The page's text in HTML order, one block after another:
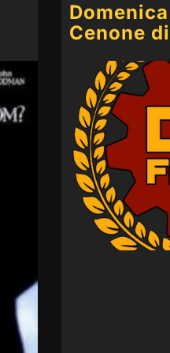
Cenone